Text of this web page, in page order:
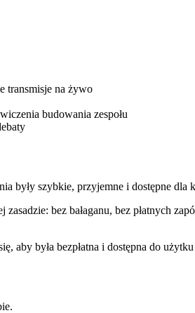
transmisje na żywo
budowania zespołu
były szybkie, przyjemne i dostępne
bez bałaganu, bez płatnych
była bezpłatna i dostępna do